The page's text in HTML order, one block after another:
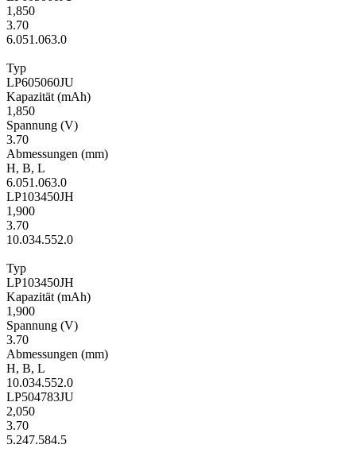
1,850
3.70
6.051.063.0
Typ
LP605060JU
Kapa­zität (mAh)
1,850
Span­nung (V)
3.70
Ab­mes­sungen (mm)
H, B, L
6.051.063.0
LP103450JH
1,900
3.70
10.034.552.0
Typ
LP103450JH
Kapa­zität (mAh)
1,900
Span­nung (V)
3.70
Ab­mes­sungen (mm)
H, B, L
10.034.552.0
LP504783JU
2,050
3.70
5.247.584.5